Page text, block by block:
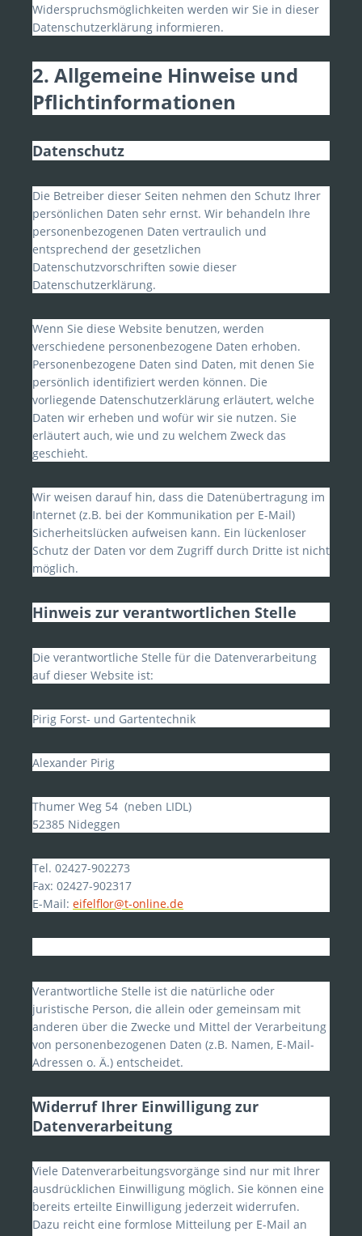
Widerspruchsmöglichkeiten werden wir Sie in dieser
Datenschutzerklärung informieren.
2. Allgemeine Hinweise und
Pflichtinformationen
Datenschutz
Die Betreiber dieser Seiten nehmen den Schutz Ihrer
persönlichen Daten sehr ernst. Wir behandeln Ihre
personenbezogenen Daten vertraulich und
entsprechend der gesetzlichen
Datenschutzvorschriften sowie dieser
Datenschutzerklärung.
Wenn Sie diese Website benutzen, werden
verschiedene personenbezogene Daten erhoben.
Personenbezogene Daten sind Daten, mit denen Sie
persönlich identifiziert werden können. Die
vorliegende Datenschutzerklärung erläutert, welche
Daten wir erheben und wofür wir sie nutzen. Sie
erläutert auch, wie und zu welchem Zweck das
geschieht.
Wir weisen darauf hin, dass die Datenübertragung im
Internet (z.B. bei der Kommunikation per E-Mail)
Sicherheitslücken aufweisen kann. Ein lückenloser
Schutz der Daten vor dem Zugriff durch Dritte ist nicht
möglich.
Hinweis zur verantwortlichen Stelle
Die verantwortliche Stelle für die Datenverarbeitung
auf dieser Website ist:
Pirig Forst- und Gartentechnik
Alexander Pirig
Thumer Weg 54 (neben LIDL)
52385 Nideggen
Tel. 02427-902273
Fax: 02427-902317
E-Mail: eifelflor@t-online.de
Verantwortliche Stelle ist die natürliche oder
juristische Person, die allein oder gemeinsam mit
anderen über die Zwecke und Mittel der Verarbeitung
von personenbezogenen Daten (z.B. Namen, E-Mail-
Adressen o. Ä.) entscheidet.
Widerruf Ihrer Einwilligung zur
Datenverarbeitung
Viele Datenverarbeitungsvorgänge sind nur mit Ihrer
ausdrücklichen Einwilligung möglich. Sie können eine
bereits erteilte Einwilligung jederzeit widerrufen.
Dazu reicht eine formlose Mitteilung per E-Mail an